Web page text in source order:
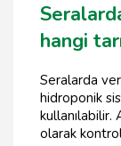
hangi
Seralarda
hidroponik
kullanılabilir.
olarak